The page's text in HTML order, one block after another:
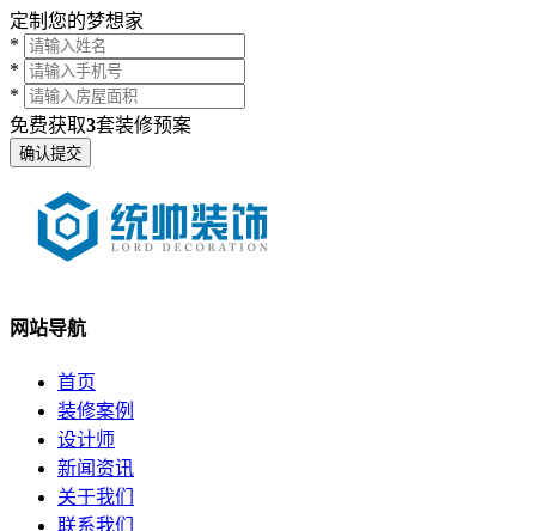
定制您的梦想家
*
*
*
免费获取3套装修预案
网站导航
首页
装修案例
设计师
新闻资讯
关于我们
联系我们